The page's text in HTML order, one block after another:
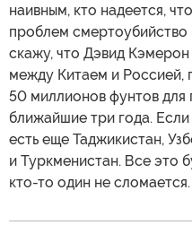
наивным, кто надеется,
проблем смертоубийство
скажу, что Дэвид Кэмерон
между Китаем и Россией,
50 миллионов фунтов
ближайшие три года.
есть еще Таджикистан,
и Туркменистан. Все это
кто-то один не сломается.